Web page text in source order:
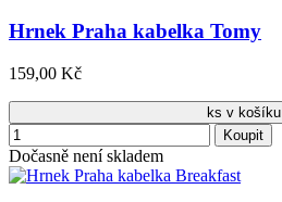
Hrnek Praha kabelka Tomy
159,00 Kč
ks v košíku
Koupit
Dočasně není skladem